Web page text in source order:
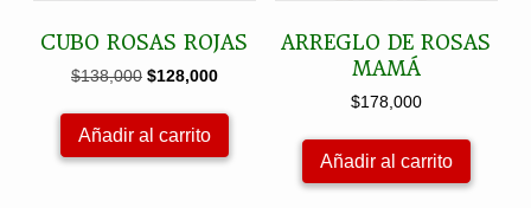
CUBO ROSAS ROJAS
$138,000 El
original
era:
$138,000.
$128,000El
actual
$128,000.
Añadir al carrito
ARREGLO DE ROSAS
MAMÁ
$178,000
Añadir al carrito